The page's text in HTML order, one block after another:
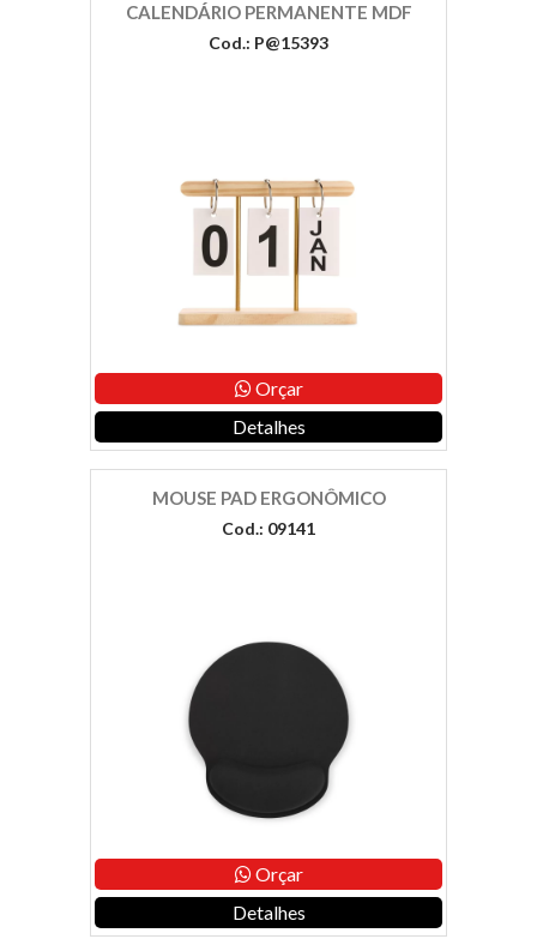
CALENDÁRIO PERMANENTE MDF
Cod.: P@15393
Orçar
Detalhes
MOUSE PAD ERGONÔMICO
Cod.: 09141
Orçar
Detalhes